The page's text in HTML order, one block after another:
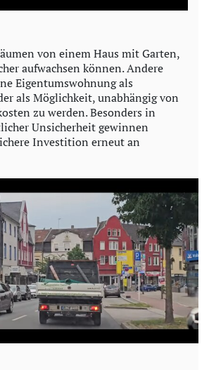
a
V
i
d
von einem Haus mit Garten,
aufwachsen können. Andere
Eigentumswohnung als
als Möglichkeit, unabhängig von
zu werden. Besonders in
Unsicherheit gewinnen
Investition erneut an